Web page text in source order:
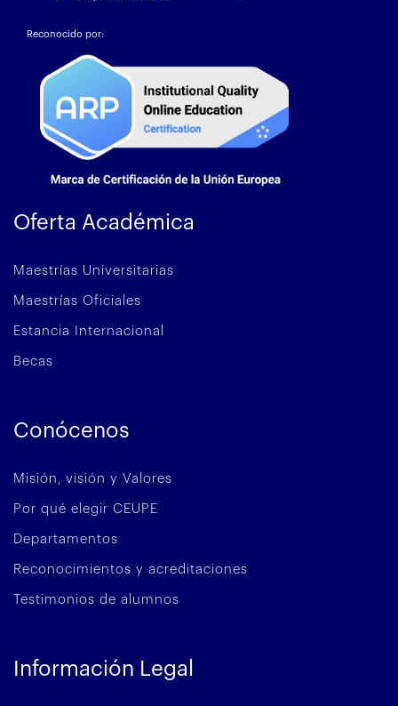
Reconocido por:
Oferta Académica
Maestrías Universitarias
Maestrías Oficiales
Estancia Internacional
Becas
Conócenos
Misión, visión y Valores
Por qué elegir CEUPE
Departamentos
Reconocimientos y acreditaciones
Testimonios de alumnos
Información Legal